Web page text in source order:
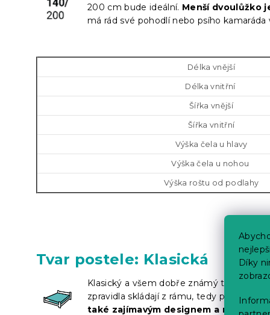
Díky
200 cm bude ideální. Menší dvoulůžko
má rád své pohodlí nebo psího
Délka vnější
Délka vnitřní
Šířka vnější
Šířka vnitřní
Výška čela u hlavy
Výška čela u nohou
Výška roštu od podlahy
Tvar postele: Klasická
Klasický a všem dobře známý tvar
zpravidla skládají z rámu, tedy pevného
také zajímavým designem a různým